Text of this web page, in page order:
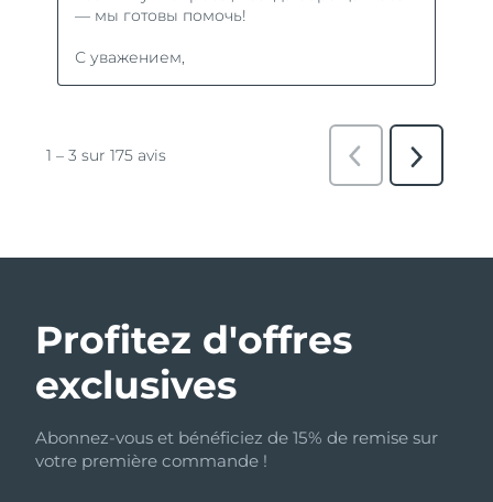
Profitez d'offres
exclusives
Abonnez-vous et bénéficiez de 15% de remise sur
votre première commande !